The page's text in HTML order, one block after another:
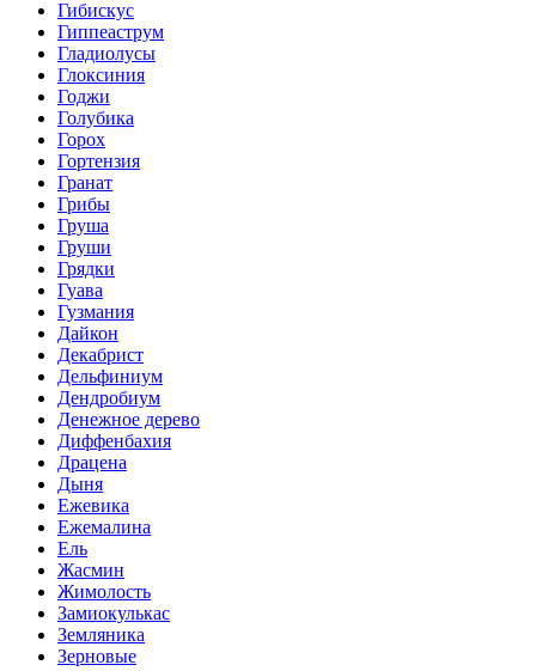
Гибискус
Гиппеаструм
Гладиолусы
Глоксиния
Годжи
Голубика
Горох
Гортензия
Гранат
Грибы
Груша
Груши
Грядки
Гуава
Гузмания
Дайкон
Декабрист
Дельфиниум
Дендробиум
Денежное дерево
Диффенбахия
Драцена
Дыня
Ежевика
Ежемалина
Ель
Жасмин
Жимолость
Замиокулькас
Земляника
Зерновые